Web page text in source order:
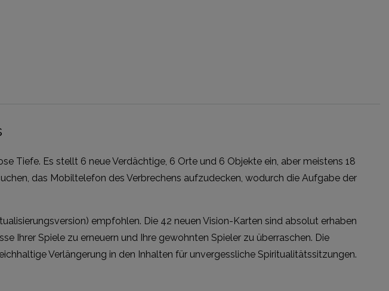
Tiefe. Es stellt 6 neue Verdächtige, 6 Orte und 6 Objekte ein, aber meistens 18
das Mobiltelefon des Verbrechens aufzudecken, wodurch die Aufgabe der
empfohlen. Die 42 neuen Vision-Karten sind absolut erhaben
Ihrer Spiele zu erneuern und Ihre gewohnten Spieler zu überraschen. Die
Verlängerung in den Inhalten für unvergessliche Spiritualitätssitzungen.